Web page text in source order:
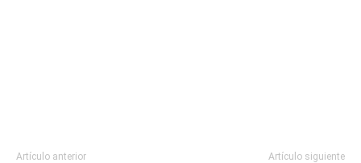
Artículo anterior Artículo siguiente